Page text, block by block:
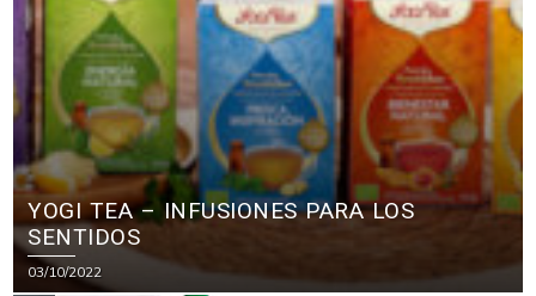
YOGI TEA – INFUSIONES PARA LOS
SENTIDOS
03/10/2022